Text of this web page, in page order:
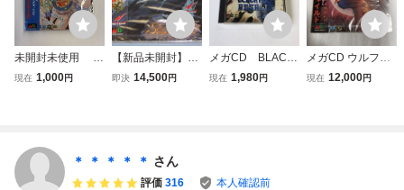
未開封未使用 メ
ガドライブ メガC
現在 1,000円
【新品未開封】M
DCD メガCD ソル
即決 14,500円
メガCD BLACK
HOLE ASSALLT /
現在 1,980円
メガCD ウルフチ
ャイルド 未開封品
現在 12,000円
＊ ＊ ＊ ＊ ＊ さん
評価 316 本人確認前